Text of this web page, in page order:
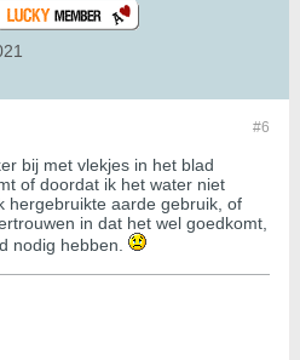
#6
bij met vlekjes in het blad
of doordat ik het water niet
hergebruikte aarde gebruik, of
in dat het wel goedkomt,
nodig hebben.